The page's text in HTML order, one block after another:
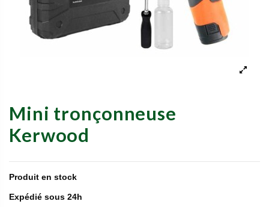
Mini tronçonneuse
Kerwood
Produit en stock
Expédié sous 24h